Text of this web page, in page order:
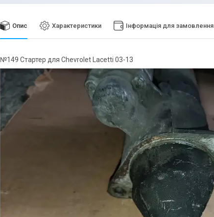
Опис Характеристики Інформація для замовлення
№149 Стартер для Chevrolet Lacetti 03-13